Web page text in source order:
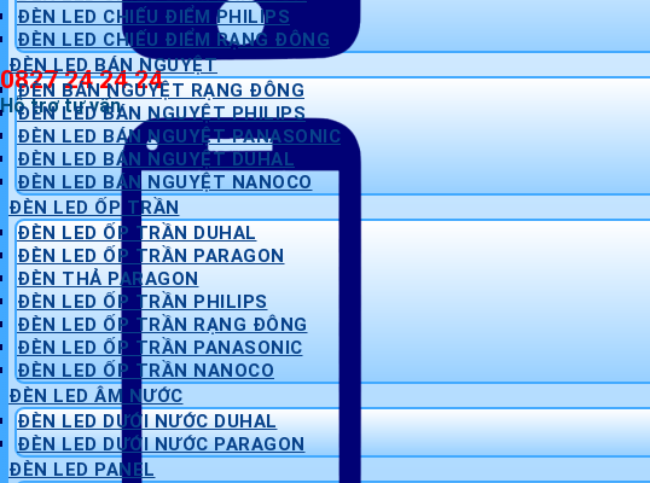
0827 24 24 24
Hỗ trợ tư vấn
ĐÈN LED CHIẾU ĐIỂM PHILIPS
ĐÈN LED CHIẾU ĐIỂM RẠNG ĐÔNG
ĐÈN LED BÁN NGUYỆT
ĐÈN BÁN NGUYỆT RẠNG ĐÔNG
ĐÈN LED BÁN NGUYỆT PHILIPS
ĐÈN LED BÁN NGUYỆT PANASONIC
ĐÈN LED BÁN NGUYỆT DUHAL
ĐÈN LED BÁN NGUYỆT NANOCO
ĐÈN LED ỐP TRẦN
ĐÈN LED ỐP TRẦN DUHAL
ĐÈN LED ỐP TRẦN PARAGON
ĐÈN THẢ PARAGON
ĐÈN LED ỐP TRẦN PHILIPS
ĐÈN LED ỐP TRẦN RẠNG ĐÔNG
ĐÈN LED ỐP TRẦN PANASONIC
ĐÈN LED ỐP TRẦN NANOCO
ĐÈN LED ÂM NƯỚC
ĐÈN LED DƯỚI NƯỚC DUHAL
ĐÈN LED DƯỚI NƯỚC PARAGON
ĐÈN LED PANEL